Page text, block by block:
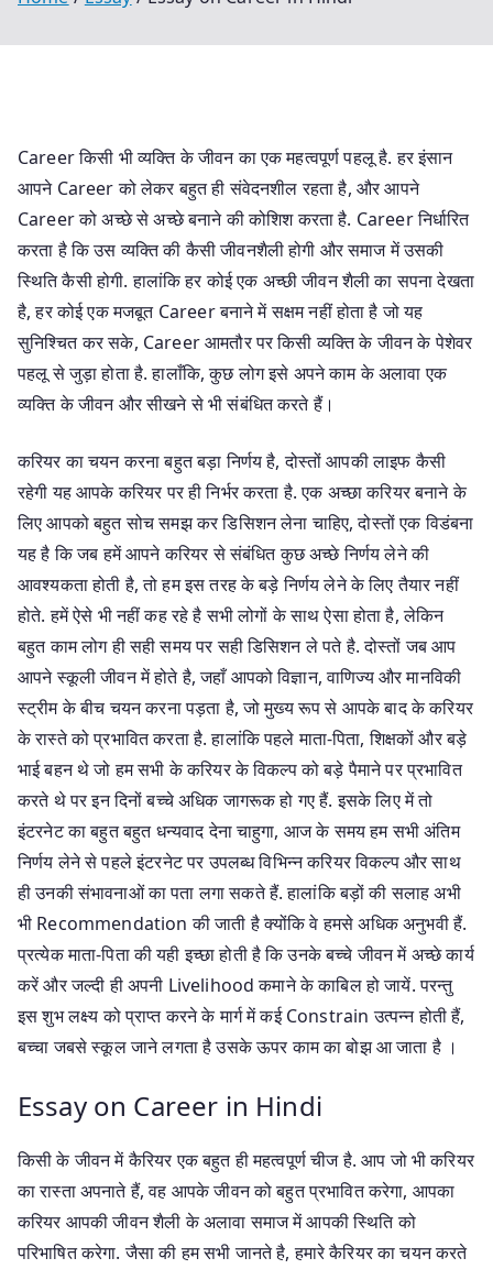
Career किसी भी व्यक्ति के जीवन का एक महत्वपूर्ण पहलू है. हर इंसान
आपने Career को लेकर बहुत ही संवेदनशील रहता है, और आपने
Career को अच्छे से अच्छे बनाने की कोशिश करता है. Career निर्धारित
करता है कि उस व्यक्ति की कैसी जीवनशैली होगी और समाज में उसकी
स्थिति कैसी होगी. हालांकि हर कोई एक अच्छी जीवन शैली का सपना देखता
है, हर कोई एक मजबूत Career बनाने में सक्षम नहीं होता है जो यह
सुनिश्चित कर सके, Career आमतौर पर किसी व्यक्ति के जीवन के पेशेवर
पहलू से जुड़ा होता है. हालाँकि, कुछ लोग इसे अपने काम के अलावा एक
व्यक्ति के जीवन और सीखने से भी संबंधित करते हैं।
करियर का चयन करना बहुत बड़ा निर्णय है, दोस्तों आपकी लाइफ कैसी
रहेगी यह आपके करियर पर ही निर्भर करता है. एक अच्छा करियर बनाने के
लिए आपको बहुत सोच समझ कर डिसिशन लेना चाहिए, दोस्तों एक विडंबना
यह है कि जब हमें आपने करियर से संबंधित कुछ अच्छे निर्णय लेने की
आवश्यकता होती है, तो हम इस तरह के बड़े निर्णय लेने के लिए तैयार नहीं
होते. हमें ऐसे भी नहीं कह रहे है सभी लोगों के साथ ऐसा होता है, लेकिन
बहुत काम लोग ही सही समय पर सही डिसिशन ले पते है. दोस्तों जब आप
आपने स्कूली जीवन में होते है, जहाँ आपको विज्ञान, वाणिज्य और मानविकी
स्ट्रीम के बीच चयन करना पड़ता है, जो मुख्य रूप से आपके बाद के करियर
के रास्ते को प्रभावित करता है. हालांकि पहले माता-पिता, शिक्षकों और बड़े
भाई बहन थे जो हम सभी के करियर के विकल्प को बड़े पैमाने पर प्रभावित
करते थे पर इन दिनों बच्चे अधिक जागरूक हो गए हैं. इसके लिए में तो
इंटरनेट का बहुत बहुत धन्यवाद देना चाहुगा, आज के समय हम सभी अंतिम
निर्णय लेने से पहले इंटरनेट पर उपलब्ध विभिन्न करियर विकल्प और साथ
ही उनकी संभावनाओं का पता लगा सकते हैं. हालांकि बड़ों की सलाह अभी
भी Recommendation की जाती है क्योंकि वे हमसे अधिक अनुभवी हैं.
प्रत्येक माता-पिता की यही इच्छा होती है कि उनके बच्चे जीवन में अच्छे कार्य
करें और जल्दी ही अपनी Livelihood कमाने के काबिल हो जायें. परन्तु
इस शुभ लक्ष्य को प्राप्त करने के मार्ग में कई Constrain उत्पन्न होती हैं,
बच्चा जबसे स्कूल जाने लगता है उसके ऊपर काम का बोझ आ जाता है ।
Essay on Career in Hindi
किसी के जीवन में कैरियर एक बहुत ही महत्वपूर्ण चीज है. आप जो भी करियर
का रास्ता अपनाते हैं, वह आपके जीवन को बहुत प्रभावित करेगा, आपका
करियर आपकी जीवन शैली के अलावा समाज में आपकी स्थिति को
परिभाषित करेगा. जैसा की हम सभी जानते है, हमारे कैरियर का चयन करते